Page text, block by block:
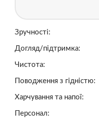
Зручності:
Догляд/підтримка:
Чистота:
Поводження з гідністю:
Харчування та напої:
Персонал: